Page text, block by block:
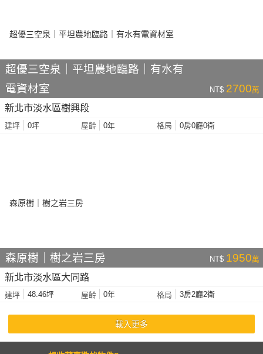
超優三空泉｜平坦農地臨路｜有水有
電資材室
NT$ 2700萬
新北市淡水區樹興段
建坪 0坪 屋齡 0年 格局 0房0廳0衛
森原樹｜樹之岩三房 NT$ 1950萬
新北市淡水區大同路
建坪 48.46坪 屋齡 0年 格局 3房2廳2衛
載入更多